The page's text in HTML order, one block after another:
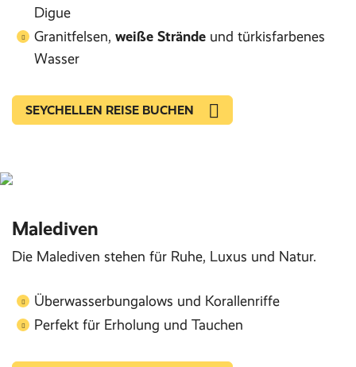
Digue
Granitfelsen, weiße Strände und türkisfarbenes
Wasser
SEYCHELLEN REISE BUCHEN
Malediven
Die Malediven stehen für Ruhe, Luxus und Natur.
Überwasserbungalows und Korallenriffe
Perfekt für Erholung und Tauchen